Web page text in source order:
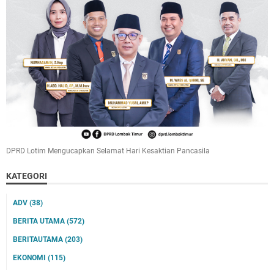
DPRD Lotim Mengucapkan Selamat Hari Kesaktian Pancasila
KATEGORI
ADV (38)
BERITA UTAMA (572)
BERITAUTAMA (203)
EKONOMI (115)